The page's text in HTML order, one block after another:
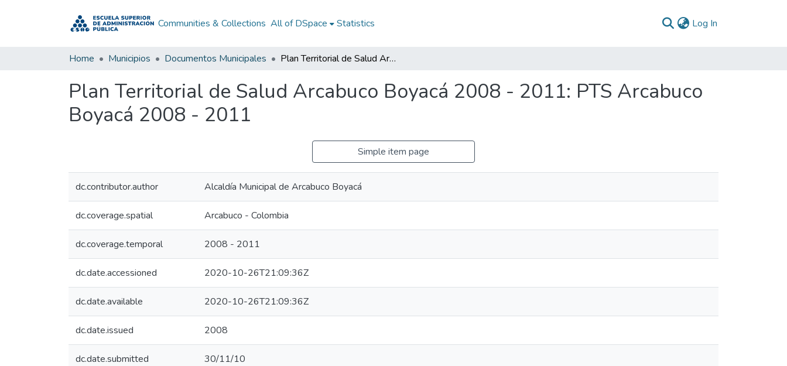
Communities & Collections All of DSpace Statistics Log In
Home Municipios Documentos Municipales Plan Territorial de Salud Arcabuco Boyacá 2008 - 2011: PTS Arcabuco Boyacá 2008 - 2011
Plan Territorial de Salud Arcabuco Boyacá 2008 - 2011: PTS Arcabuco
Boyacá 2008 - 2011
Simple item page
dc.contributor.author Alcaldía Municipal de Arcabuco Boyacá
dc.coverage.spatial Arcabuco - Colombia
dc.coverage.temporal 2008 - 2011
dc.date.accessioned 2020-10-26T21:09:36Z
dc.date.available 2020-10-26T21:09:36Z
dc.date.issued 2008
dc.date.submitted 30/11/10